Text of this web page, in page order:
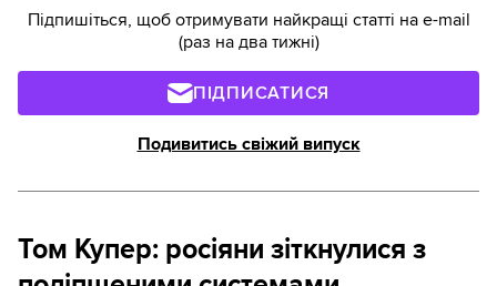
Підпишіться, щоб отримувати найкращі статті на e-mail
(раз на два тижні)
ПІДПИСАТИСЯ
Подивитись свіжий випуск
Том Купер: росіяни зіткнулися з